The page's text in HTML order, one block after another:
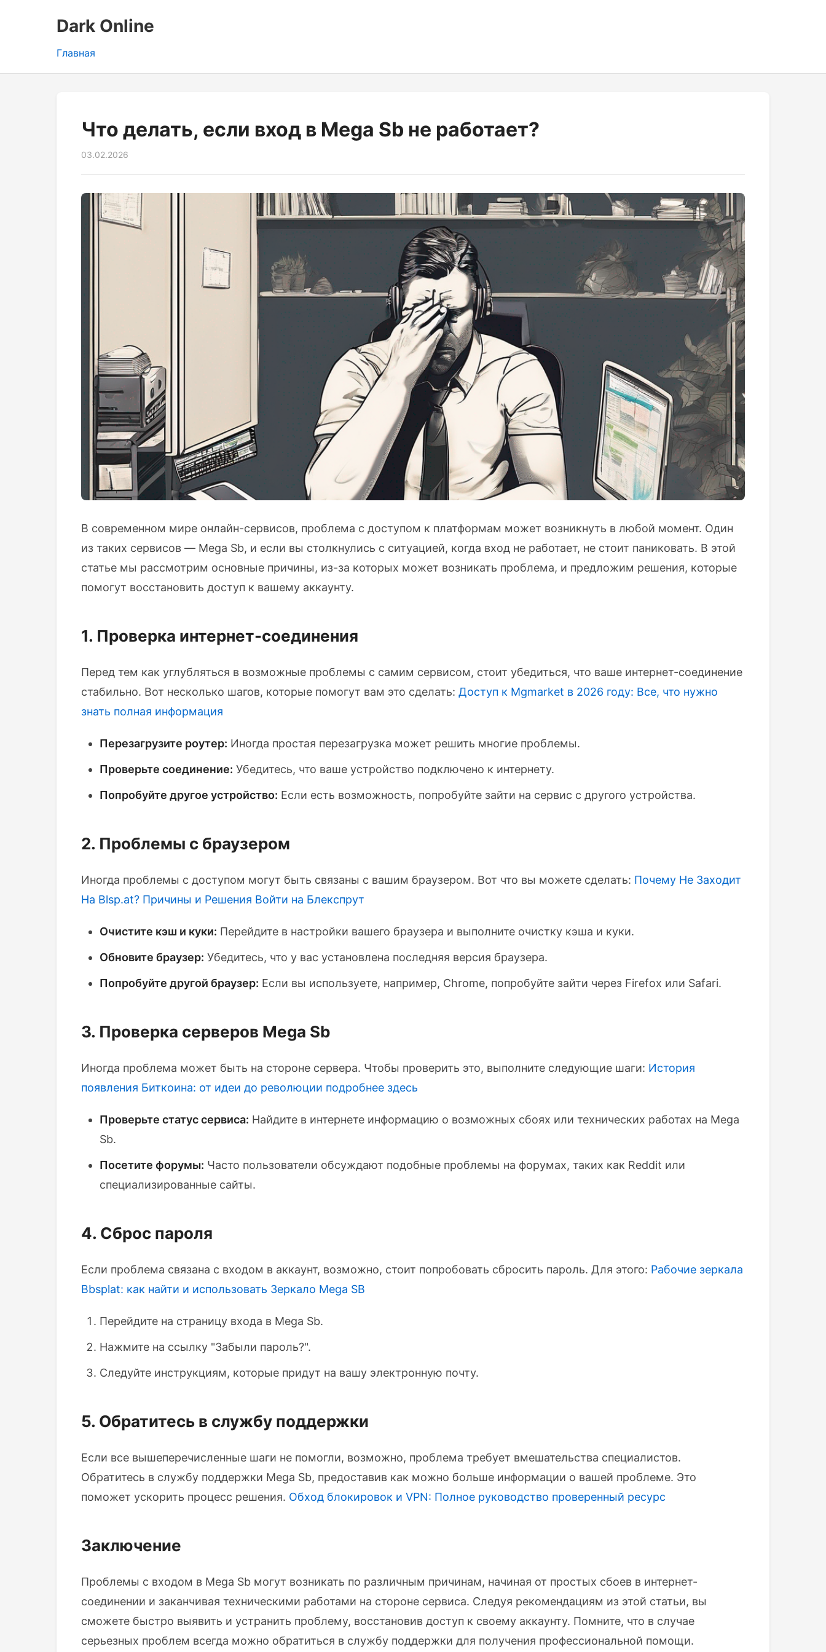
Dark Online
Главная
Что делать, если вход в Mega Sb не работает?
03.02.2026
В современном мире онлайн-сервисов, проблема с доступом к платформам может возникнуть в любой момент. Один
из таких сервисов — Mega Sb, и если вы столкнулись с ситуацией, когда вход не работает, не стоит паниковать. В этой
статье мы рассмотрим основные причины, из-за которых может возникать проблема, и предложим решения, которые
помогут восстановить доступ к вашему аккаунту.
1. Проверка интернет-соединения
Перед тем как углубляться в возможные проблемы с самим сервисом, стоит убедиться, что ваше интернет-соединение
стабильно. Вот несколько шагов, которые помогут вам это сделать: Доступ к Mgmarket в 2026 году: Все, что нужно
знать полная информация
Перезагрузите роутер: Иногда простая перезагрузка может решить многие проблемы.
Проверьте соединение: Убедитесь, что ваше устройство подключено к интернету.
Попробуйте другое устройство: Если есть возможность, попробуйте зайти на сервис с другого устройства.
2. Проблемы с браузером
Иногда проблемы с доступом могут быть связаны с вашим браузером. Вот что вы можете сделать: Почему Не Заходит
На Blsp.at? Причины и Решения Войти на Блекспрут
Очистите кэш и куки: Перейдите в настройки вашего браузера и выполните очистку кэша и куки.
Обновите браузер: Убедитесь, что у вас установлена последняя версия браузера.
Попробуйте другой браузер: Если вы используете, например, Chrome, попробуйте зайти через Firefox или Safari.
3. Проверка серверов Mega Sb
Иногда проблема может быть на стороне сервера. Чтобы проверить это, выполните следующие шаги: История
появления Биткоина: от идеи до революции подробнее здесь
Проверьте статус сервиса: Найдите в интернете информацию о возможных сбоях или технических работах на Mega
Sb.
Посетите форумы: Часто пользователи обсуждают подобные проблемы на форумах, таких как Reddit или
специализированные сайты.
4. Сброс пароля
Если проблема связана с входом в аккаунт, возможно, стоит попробовать сбросить пароль. Для этого: Рабочие зеркала
Bbsplat: как найти и использовать Зеркало Mega SB
Перейдите на страницу входа в Mega Sb.
Нажмите на ссылку "Забыли пароль?".
Следуйте инструкциям, которые придут на вашу электронную почту.
5. Обратитесь в службу поддержки
Если все вышеперечисленные шаги не помогли, возможно, проблема требует вмешательства специалистов.
Обратитесь в службу поддержки Mega Sb, предоставив как можно больше информации о вашей проблеме. Это
поможет ускорить процесс решения. Обход блокировок и VPN: Полное руководство проверенный ресурс
Заключение
Проблемы с входом в Mega Sb могут возникать по различным причинам, начиная от простых сбоев в интернет-
соединении и заканчивая техническими работами на стороне сервиса. Следуя рекомендациям из этой статьи, вы
сможете быстро выявить и устранить проблему, восстановив доступ к своему аккаунту. Помните, что в случае
серьезных проблем всегда можно обратиться в службу поддержки для получения профессиональной помощи.